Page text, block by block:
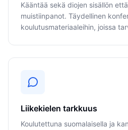
Kääntää sekä diojen sisällön
muistiinpanot. Täydellinen
koulutusmateriaaleihin, joissa
Liikekielen tarkkuus
Koulutettuna suomalaisella ja